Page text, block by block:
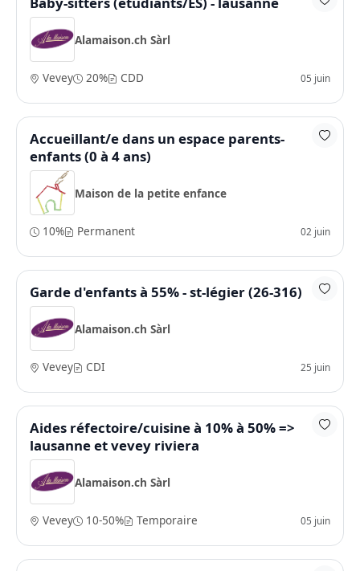
Alamaison.ch Sàrl
Vevey 20% CDD 05 juin
Accueillant/e dans un espace parents-
enfants (0 à 4 ans)
Maison de la petite enfance
10% Permanent 02 juin
Garde d'enfants à 55% - st-légier (26-316)
Alamaison.ch Sàrl
Vevey CDI 25 juin
Aides réfectoire/cuisine à 10% à 50% =>
lausanne et vevey riviera
Alamaison.ch Sàrl
Vevey 10-50% Temporaire 05 juin